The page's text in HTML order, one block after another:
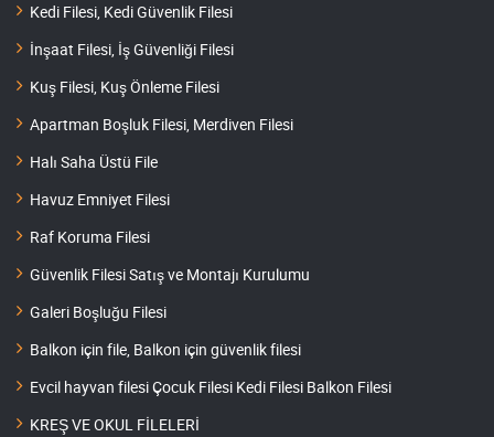
Kedi Filesi, Kedi Güvenlik Filesi
İnşaat Filesi, İş Güvenliği Filesi
Kuş Filesi, Kuş Önleme Filesi
Apartman Boşluk Filesi, Merdiven Filesi
Halı Saha Üstü File
Havuz Emniyet Filesi
Raf Koruma Filesi
Güvenlik Filesi Satış ve Montajı Kurulumu
Galeri Boşluğu Filesi
Balkon için file, Balkon için güvenlik filesi
Evcil hayvan filesi Çocuk Filesi Kedi Filesi Balkon Filesi
KREŞ VE OKUL FİLELERİ